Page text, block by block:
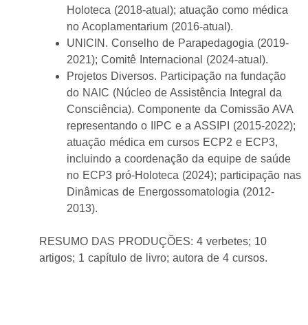
Holoteca (2018-atual); atuação como médica
no Acoplamentarium (2016-atual).
UNICIN. Conselho de Parapedagogia (2019-
2021); Comitê Internacional (2024-atual).
Projetos Diversos. Participação na fundação
do NAIC (Núcleo de Assistência Integral da
Consciência). Componente da Comissão AVA
representando o IIPC e a ASSIPI (2015-2022);
atuação médica em cursos ECP2 e ECP3,
incluindo a coordenação da equipe de saúde
no ECP3 pró-Holoteca (2024); participação nas
Dinâmicas de Energossomatologia (2012-
2013).
RESUMO DAS PRODUÇÕES: 4 verbetes; 10
artigos; 1 capítulo de livro; autora de 4 cursos.